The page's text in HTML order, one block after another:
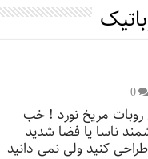
0
روبات مریخ نورد ! خب
ناسا یا فضا شدید
کنید ولی نمی دانید